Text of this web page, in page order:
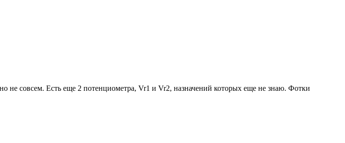
совсем. Есть еще 2 потенциометра, Vr1 и Vr2, назначений которых еще не знаю. Фотки